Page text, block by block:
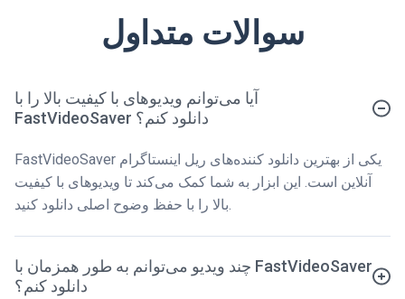
سوالات متداول
آیا می‌توانم ویدیوهای با کیفیت بالا را با
FastVideoSaver دانلود کنم؟
FastVideoSaver یکی از بهترین دانلود کننده‌های ریل اینستاگرام
آنلاین است. این ابزار به شما کمک می‌کند تا ویدیوهای با کیفیت
چند ویدیو می‌توانم به طور همزمان با FastVideoSaver
دانلود کنم؟